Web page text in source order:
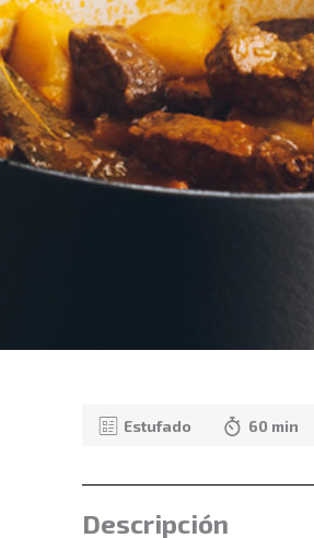
Estufado 60 min
Descripción